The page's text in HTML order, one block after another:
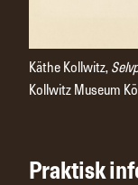
Käthe Kollwitz,
Kollwitz Museum
Praktisk